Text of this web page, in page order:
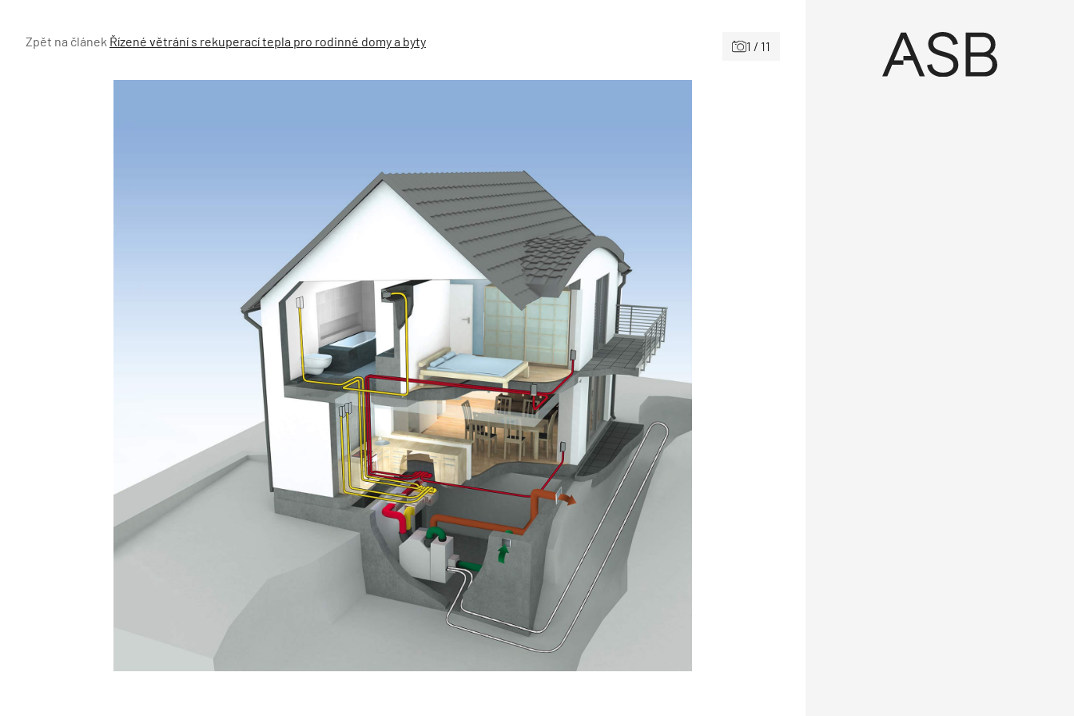
Zpět na článek Řízené větrání s rekuperací tepla pro rodinné domy a byty 1 / 11